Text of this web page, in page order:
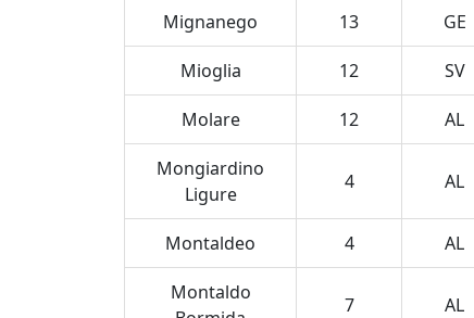
Mignanego 13 GE
Mioglia 12 SV
Molare 12 AL
Mongiardino
Ligure
4 AL
Montaldeo 4 AL
Montaldo
7 AL